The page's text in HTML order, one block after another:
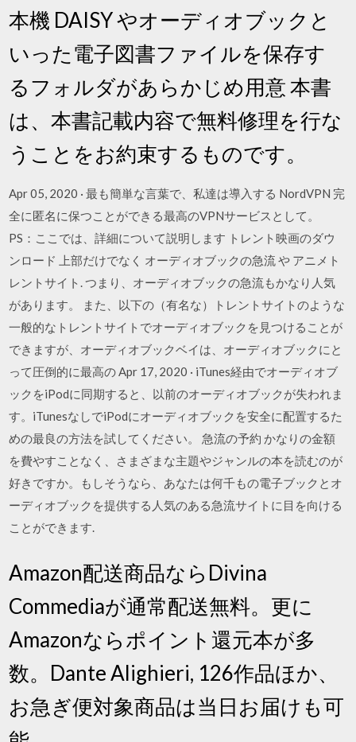
本機 DAISY やオーディオブックと
いった電子図書ファイルを保存す
るフォルダがあらかじめ用意 本書
は、本書記載内容で無料修理を行な
うことをお約束するものです。
Apr 05, 2020 · 最も簡単な言葉で、私達は導入する NordVPN 完
全に匿名に保つことができる最高のVPNサービスとして。
PS：ここでは、詳細について説明します トレント映画のダウ
ンロード 上部だけでなく オーディオブックの急流 や アニメト
レントサイト. つまり、オーディオブックの急流もかなり人気
があります。 また、以下の（有名な）トレントサイトのような
一般的なトレントサイトでオーディオブックを見つけることが
できますが、オーディオブックベイは、オーディオブックにと
って圧倒的に最高の Apr 17, 2020 · iTunes経由でオーディオブ
ックをiPodに同期すると、以前のオーディオブックが失われま
す。iTunesなしでiPodにオーディオブックを安全に配置するた
めの最良の方法を試してください。 急流の予約 かなりの金額
を費やすことなく、さまざまな主題やジャンルの本を読むのが
好きですか。もしそうなら、あなたは何千もの電子ブックとオ
ーディオブックを提供する人気のある急流サイトに目を向ける
ことができます.
Amazon配送商品ならDivina
Commediaが通常配送無料。更に
Amazonならポイント還元本が多
数。Dante Alighieri, 126作品ほか、
お急ぎ便対象商品は当日お届けも可